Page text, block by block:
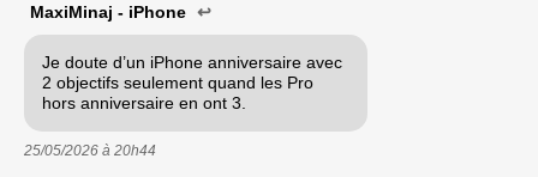
MaxiMinaj - iPhone ↩
Je doute d’un iPhone anniversaire avec
2 objectifs seulement quand les Pro
hors anniversaire en ont 3.
25/05/2026 à 20h44